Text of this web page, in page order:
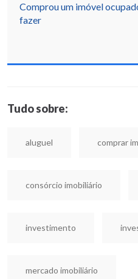
Comprou um imóvel
fazer
Tudo sobre:
aluguel comprar
consórcio imobiliário
investimento
mercado imobiliário